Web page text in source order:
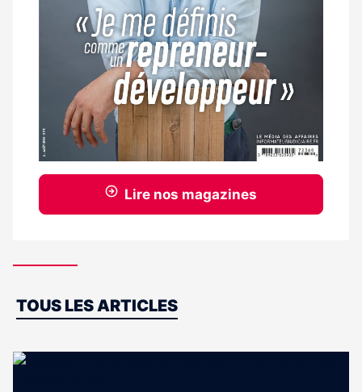
Lire nos magazines
Dernières
TOUS LES ARTICLES